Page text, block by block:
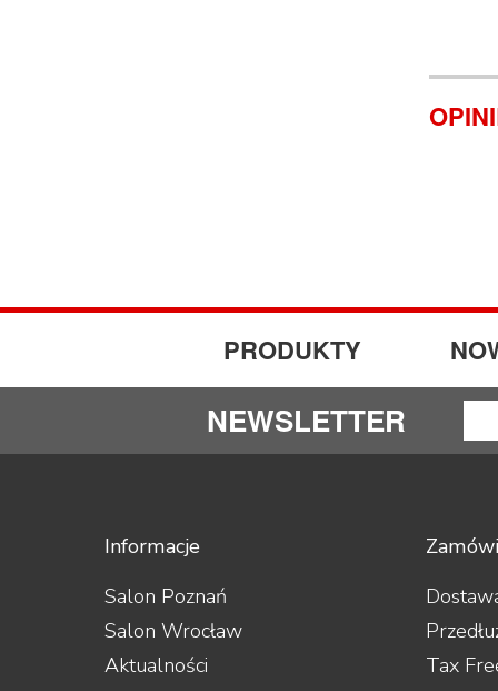
PRODUKTY
NEWSLETTER
Informacje
Salon Poznań
Salon Wrocław
Aktualności
Tax